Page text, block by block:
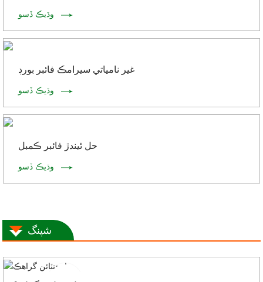
وڌيڪ ڏسو
غير نامياتي سيرامڪ فائبر بورڊ
وڌيڪ ڏسو
حل ٿيندڙ فائبر ڪمبل
وڌيڪ ڏسو
شپنگ